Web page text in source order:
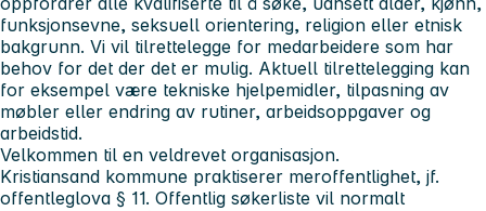
funksjonsevne, seksuell orientering, religion eller etnisk
bakgrunn. Vi vil tilrettelegge for medarbeidere som har
behov for det der det er mulig. Aktuell tilrettelegging kan
for eksempel være tekniske hjelpemidler, tilpasning av
møbler eller endring av rutiner, arbeidsoppgaver og
arbeidstid.
Velkommen til en veldrevet organisasjon.
Kristiansand kommune praktiserer meroffentlighet, jf.
offentleglova § 11. Offentlig søkerliste vil normalt